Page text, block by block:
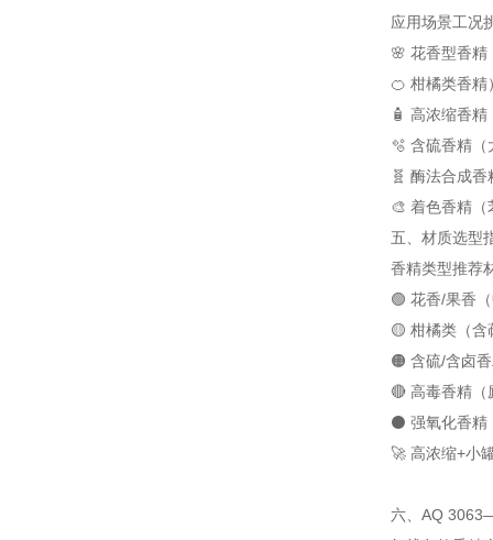
应用场景工况
🌸 花香型香精
🍊 柑橘类香精
🧴 高浓缩香
🫧 含硫香精（
🧬 酶法合成香
🎨 着色香精（
五、材质选型
香精类型推荐
🟢 花香/果香
🟡 柑橘类（含
🟠 含硫/含卤
🔴 高毒香精（
⚫ 强氧化香精
🚀 高浓缩+小
六、AQ